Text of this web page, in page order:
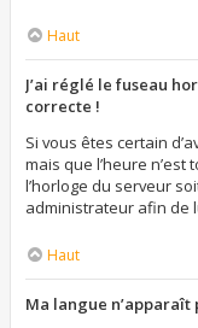
Haut
J’ai réglé le fuseau
correcte !
Si vous êtes certain
mais que l’heure
l’horloge du serveur
administrateur afin de
Haut
Ma langue n’apparaît